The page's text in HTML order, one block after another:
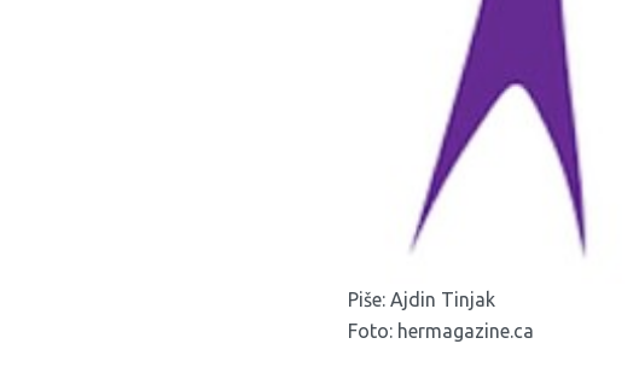
Piše: Ajdin Tinjak
Foto: hermagazine.ca